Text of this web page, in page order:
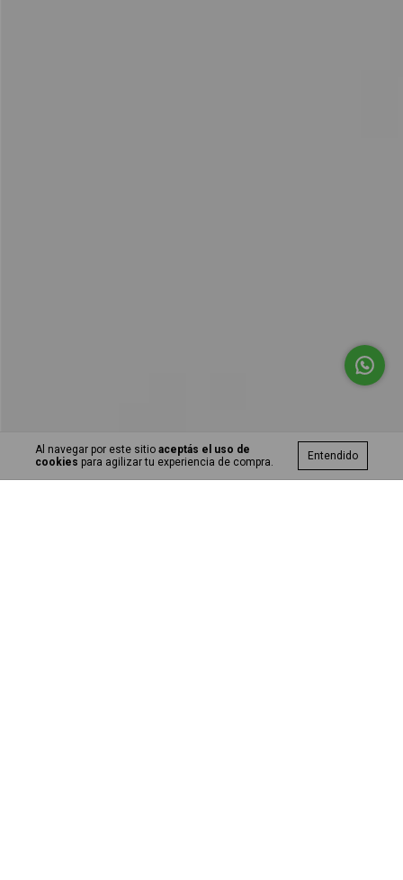
Al navegar por este sitio aceptás el uso de
cookies para agilizar tu experiencia de compra. Entendido